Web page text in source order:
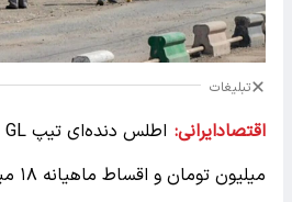
تبلیغات
اقتصادایرانی: